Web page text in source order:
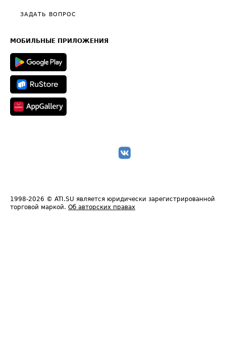
Общие положения
Полезное по перевозкам
Техническая информация
ЗАДАТЬ ВОПРОС
МОБИЛЬНЫЕ ПРИЛОЖЕНИЯ
1998-2026 © ATI.SU является юридически зарегистрированной
торговой маркой. Об авторских правах